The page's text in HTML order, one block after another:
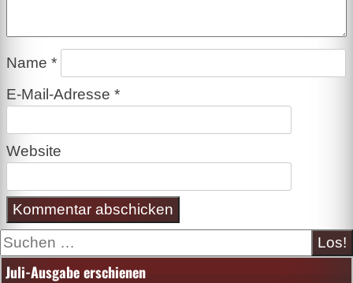
Name *
E-Mail-Adresse *
Website
Suche
Juli-Ausgabe erschienen